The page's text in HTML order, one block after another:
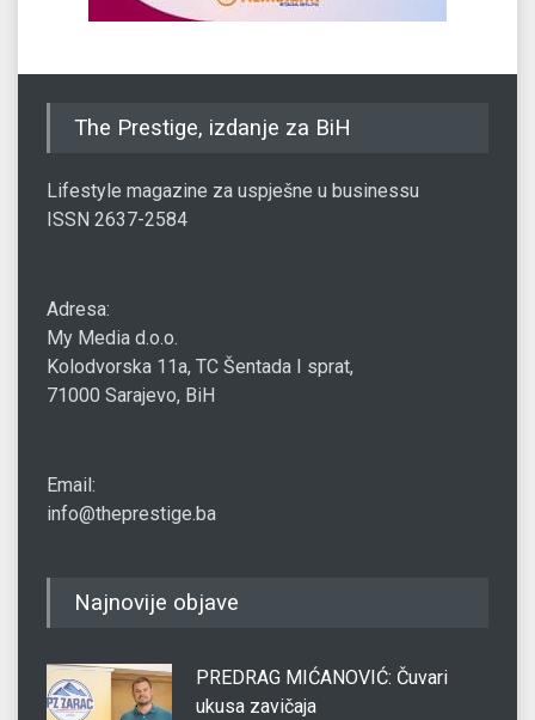
The Prestige, izdanje za BiH
Lifestyle magazine za uspješne u businessu
ISSN 2637-2584
Adresa:
My Media d.o.o.
Kolodvorska 11a, TC Šentada I sprat,
71000 Sarajevo, BiH
Email:
info@theprestige.ba
Najnovije objave
PREDRAG MIĆANOVIĆ: Čuvari
ukusa zavičaja